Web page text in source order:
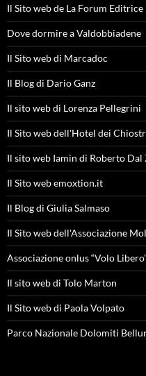
Il Sito web de La Forum
Dove dormire a Valdobbiadene
Il Sito web di Marcadoc
Il Blog di Dario Ganz
Il sito web di Lorenza Pellegrini
Il Sito web dell'Hotel dei
Il sito web Iamin di Roberto
Il Sito web emoxtion.it
Il Blog di Giulia Salmaso
Il Sito web dell'Associazione
Associazione onlus “Volo
Il sito web di Tolo Marton
Il Sito web di Paola Volpato
Parco Nazionale Dolomiti